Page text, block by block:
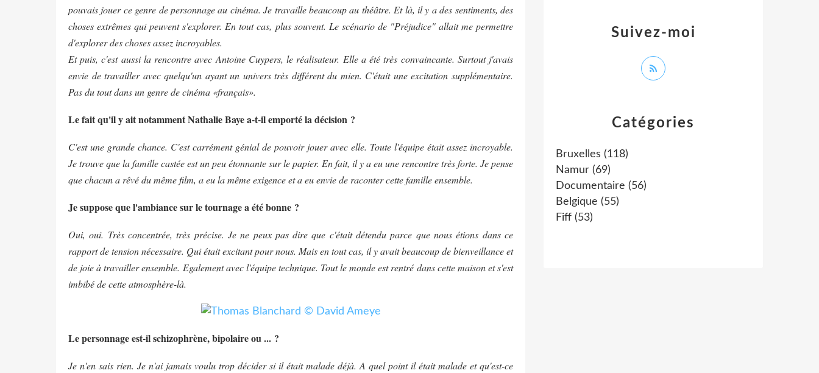
pouvais jouer ce genre de personnage au cinéma. Je travaille beaucoup au théâtre. Et là, il y a des sentiments, des
choses extrêmes qui peuvent s'explorer. En tout cas, plus souvent. Le scénario de "Préjudice" allait me permettre
d'explorer des choses assez incroyables.
Et puis, c'est aussi la rencontre avec Antoine Cuypers, le réalisateur. Elle a été très convaincante. Surtout j'avais
envie de travailler avec quelqu'un ayant un univers très différent du mien. C'était une excitation supplémentaire.
Pas du tout dans un genre de cinéma «français».
Le fait qu'il y ait notamment Nathalie Baye a-t-il emporté la décision ?
C'est une grande chance. C'est carrément génial de pouvoir jouer avec elle. Toute l'équipe était assez incroyable.
Je trouve que la famille castée est un peu étonnante sur le papier. En fait, il y a eu une rencontre très forte. Je pense
que chacun a rêvé du même film, a eu la même exigence et a eu envie de raconter cette famille ensemble.
Je suppose que l'ambiance sur le tournage a été bonne ?
Oui, oui. Très concentrée, très précise. Je ne peux pas dire que c'était détendu parce que nous étions dans ce
rapport de tension nécessaire. Qui était excitant pour nous. Mais en tout cas, il y avait beaucoup de bienveillance et
de joie à travailler ensemble. Egalement avec l'équipe technique. Tout le monde est rentré dans cette maison et s'est
imbibé de cette atmosphère-là.
Le personnage est-il schizophrène, bipolaire ou ... ?
Je n'en sais rien. Je n'ai jamais voulu trop décider si il était malade déjà. A quel point il était malade et qu'est-ce
Catégories
Bruxelles (118)
Namur (69)
Documentaire (56)
Belgique (55)
Fiff (53)
Suivez-moi